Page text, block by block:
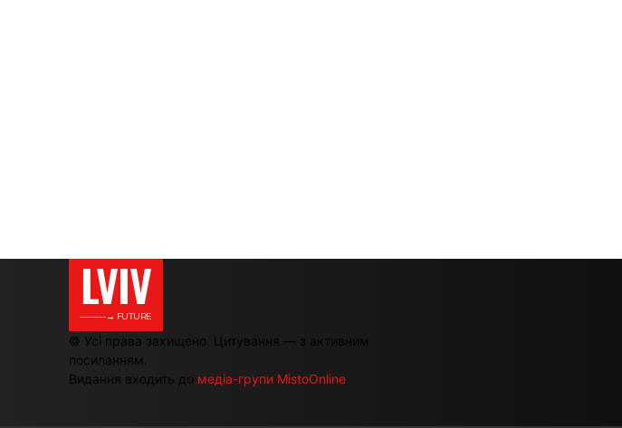
LVIV
———→ FUTURE
© Усі права захищено. Цитування — з активним
посиланням.
Видання входить до медіа-групи MistoOnline